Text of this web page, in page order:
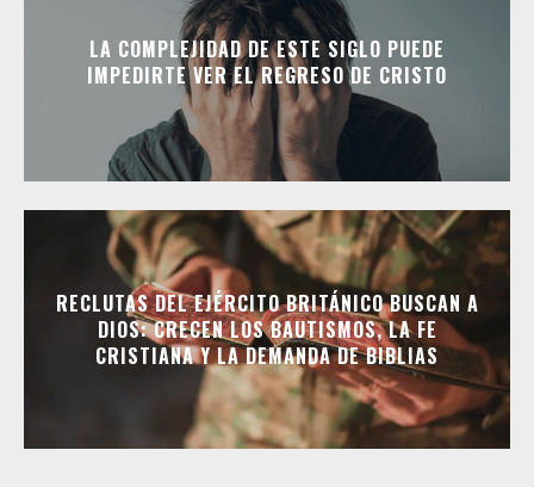
LA COMPLEJIDAD DE ESTE SIGLO PUEDE
IMPEDIRTE VER EL REGRESO DE CRISTO
RECLUTAS DEL EJÉRCITO BRITÁNICO BUSCAN A
DIOS: CRECEN LOS BAUTISMOS, LA FE
CRISTIANA Y LA DEMANDA DE BIBLIAS